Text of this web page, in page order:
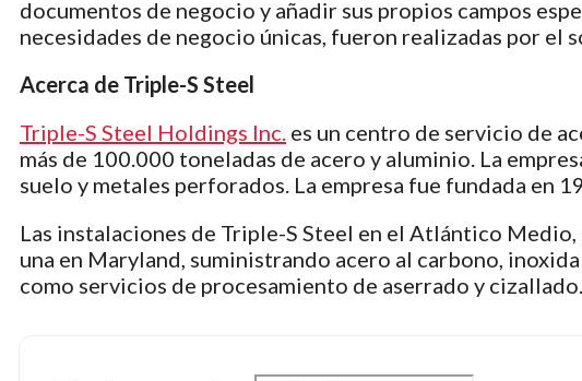
documentos de negocio y añadir sus propios campos
necesidades de negocio únicas, fueron realizadas por el
Acerca de Triple-S Steel
Triple-S Steel Holdings Inc. es un centro de servicio de
más de 100.000 toneladas de acero y aluminio. La
suelo y metales perforados. La empresa fue fundada en
Las instalaciones de Triple-S Steel en el Atlántico
una en Maryland, suministrando acero al carbono,
como servicios de procesamiento de aserrado y cizallado.